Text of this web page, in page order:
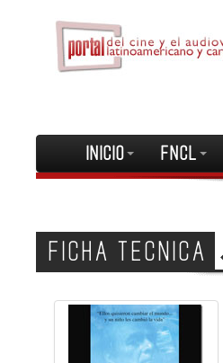
INICIO FNCL
FICHA TECNICA